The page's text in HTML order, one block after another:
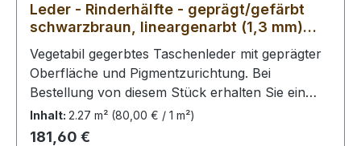
Leder - Rinderhälfte - geprägt/gefärbt
schwarzbraun, lineargenarbt (1,3 mm)
Vegetabil gegerbtes Taschenleder mit geprägter
Oberfläche und Pigmentzurichtung. Bei
Bestellung von diesem Stück erhalten Sie ein
2,27 m² großes Leder. Das Kernstück ist 160 cm
x 60 cm groß (siehe Foto 2).
Inhalt: 2.27 m² (80,00 € / 1 m²)
Regulärer Preis:
181,60 €